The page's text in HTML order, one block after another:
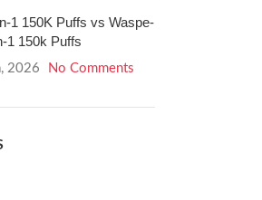
1 150K Puffs vs Waspe-
1 150k Puffs
2026 No Comments